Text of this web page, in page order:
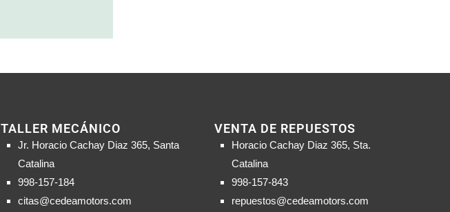
TALLER MECÁNICO
Jr. Horacio Cachay Diaz 365, Santa
Catalina
998-157-184
citas@cedeamotors.com
VENTA DE REPUESTOS
Horacio Cachay Diaz 365, Sta.
Catalina
998-157-843
repuestos@cedeamotors.com